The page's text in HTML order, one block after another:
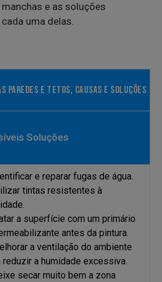
e as soluções
uma delas.
PAREDES E TETOS, CAUSAS E SOLUÇÕES
Soluções
e reparar fugas de água.
tintas resistentes à
a superfície com um primário
antes da pintura.
a ventilação do ambiente
reduzir a humidade excessiva.
secar muito bem a zona